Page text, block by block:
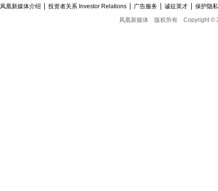
凤凰新媒体介绍 投资者关系 Investor Relations 广告服务 诚征英才
保护隐
凤凰新媒体
版权所有 Copyright ©